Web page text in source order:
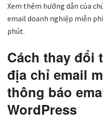
Xem thêm hướng dẫn của
email doanh nghiệp miễn
phút.
Cách thay đổi
địa chỉ email
thông báo
WordPress